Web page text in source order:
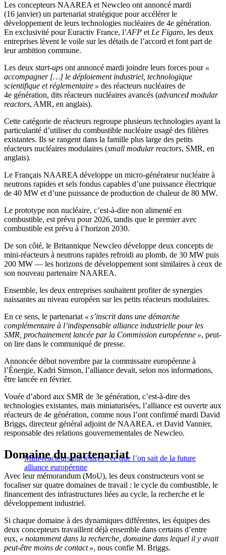
Les concepteurs NAAREA et Newcleo ont annoncé mardi
(16 janvier) un partenariat stratégique pour accélérer le
développement de leurs technologies nucléaires de 4e génération.
En exclusivité pour Euractiv France, l’AFP et Le Figaro, les deux
entreprises lèvent le voile sur les détails de l’accord et font part de
leur ambition commune.
Les deux start-ups ont annoncé mardi joindre leurs forces pour «
accompagner […] le déploiement industriel, technologique
scientifique et réglementaire » des réacteurs nucléaires de
4e génération, dits réacteurs nucléaires avancés (advanced modular
reactors, AMR, en anglais).
Cette catégorie de réacteurs regroupe plusieurs technologies ayant la
particularité d’utiliser du combustible nucléaire usagé des filières
existantes. Ils se rangent dans la famille plus large des petits
réacteurs nucléaires modulaires (small modular reactors, SMR, en
anglais).
Le Français NAAREA développe un micro-générateur nucléaire à
neutrons rapides et sels fondus capables d’une puissance électrique
de 40 MW et d’une puissance de production de chaleur de 80 MW.
Le prototype non nucléaire, c’est-à-dire non alimenté en
combustible, est prévu pour 2026, tandis que le premier avec
combustible est prévu à l’horizon 2030.
De son côté, le Britannique Newcleo développe deux concepts de
mini-réacteurs à neutrons rapides refroidi au plomb, de 30 MW puis
200 MW — les horizons de développement sont similaires à ceux de
son nouveau partenaire NAAREA.
Ensemble, les deux entreprises souhaitent profiter de synergies
naissantes au niveau européen sur les petits réacteurs modulaires.
En ce sens, le partenariat « s’inscrit dans une démarche
complémentaire à l’indispensable alliance industrielle pour les
SMR, prochainement lancée par la Commission européenne », peut-
on lire dans le communiqué de presse.
Annoncée début novembre par la commissaire européenne à
l’Énergie, Kadri Simson, l’alliance devait, selon nos informations,
être lancée en février.
Vouée d’abord aux SMR de 3e génération, c’est-à-dire des
technologies existantes, mais miniaturisées, l’alliance est ouverte aux
réacteurs de 4e génération, comme nous l’ont confirmé mardi David
Briggs, directeur général adjoint de NAAREA, et David Vannier,
responsable des relations gouvernementales de Newcleo.
Mini-réacteurs nucléaires : ce que l’on sait de la future
alliance européenne
Domaine du partenariat
Avec leur mémorandum (MoU), les deux constructeurs vont se
focaliser sur quatre domaines de travail : le cycle du combustible, le
financement des infrastructures liées au cycle, la recherche et le
développement industriel.
Si chaque domaine à des dynamiques différentes, les équipes des
deux concepteurs travaillent déjà ensemble dans certains d’entre
eux, « notamment dans la recherche, domaine dans lequel il y avait
peut-être moins de contact », nous confie M. Briggs.